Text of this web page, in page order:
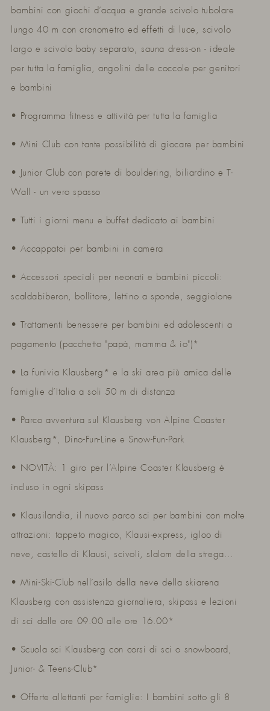
bambini con giochi d’acqua e grande scivolo tubolare
lungo 40 m con cronometro ed effetti di luce, scivolo
largo e scivolo baby separato, sauna dress-on - ideale
per tutta la famiglia, angolini delle coccole per genitori
e bambini
• Programma fitness e attività per tutta la famiglia
• Mini Club con tante possibilità di giocare per bambini
• Junior Club con parete di bouldering, biliardino e T-
Wall - un vero spasso
• Tutti i giorni menu e buffet dedicato ai bambini
• Accappatoi per bambini in camera
• Accessori speciali per neonati e bambini piccoli:
scaldabiberon, bollitore, lettino a sponde, seggiolone
• Trattamenti benessere per bambini ed adolescenti a
pagamento (pacchetto "papà, mamma & io")*
• La funivia Klausberg* e la ski area più amica delle
famiglie d’Italia a soli 50 m di distanza
• Parco avventura sul Klausberg von Alpine Coaster
Klausberg*, Dino-Fun-Line e Snow-Fun-Park
• NOVITÀ: 1 giro per l’Alpine Coaster Klausberg è
incluso in ogni skipass
• Klausilandia, il nuovo parco sci per bambini con molte
attrazioni: tappeto magico, Klausi-express, igloo di
neve, castello di Klausi, scivoli, slalom della strega…
• Mini-Ski-Club nell’asilo della neve della skiarena
Klausberg con assistenza giornaliera, skipass e lezioni
di sci dalle ore 09.00 alle ore 16.00*
• Scuola sci Klausberg con corsi di sci o snowboard,
Junior- & Teens-Club*
• Offerte allettanti per famiglie: I bambini sotto gli 8